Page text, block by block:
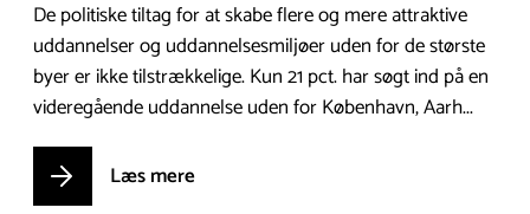
De politiske tiltag for at skabe flere og mere attraktive
uddannelser og uddannelsesmiljøer uden for de største
byer er ikke tilstrækkelige. Kun 21 pct. har søgt ind på en
videregående uddannelse uden for København, Aarh...
Læs mere